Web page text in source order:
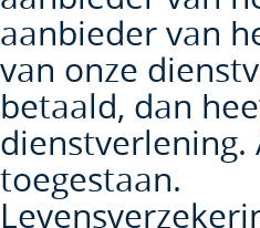
aanbieder van
van onze
betaald, dan
toegestaan.